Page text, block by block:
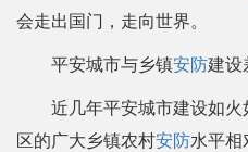
会走出国门，走向世界。
平安城市与乡镇安防建设
近几年平安城市建设如
区的广大乡镇农村安防水平相